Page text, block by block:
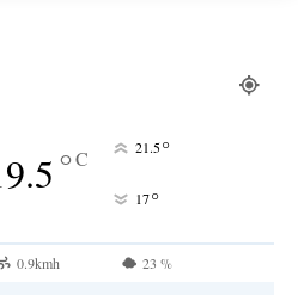
°C 21.5°
17°
0.9kmh 23 %